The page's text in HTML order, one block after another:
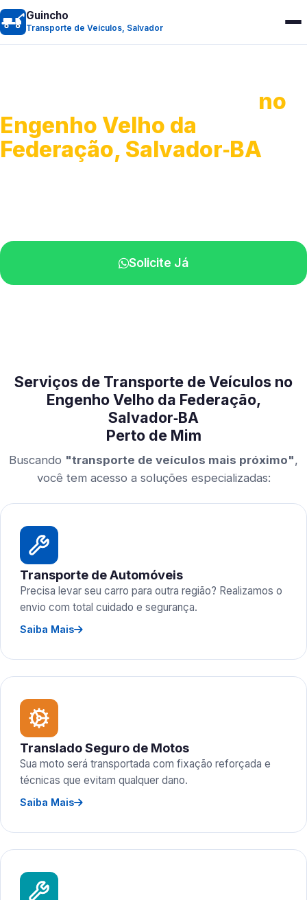
Guincho
Transporte de Veículos, Salvador
no
Engenho Velho da
Federação, Salvador‑BA
Solicite Já
Serviços de Transporte de Veículos no
Engenho Velho da Federação,
Salvador‑BA
Perto de Mim
Buscando "transporte de veículos mais próximo",
você tem acesso a soluções especializadas:
Transporte de Automóveis
Precisa levar seu carro para outra região? Realizamos o
envio com total cuidado e segurança.
Saiba Mais
Translado Seguro de Motos
Sua moto será transportada com fixação reforçada e
técnicas que evitam qualquer dano.
Saiba Mais